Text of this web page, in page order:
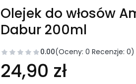
Olejek do włosów
Dabur 200ml
0.00(Oceny: 0 Recenzje: 0)
24,90 zł